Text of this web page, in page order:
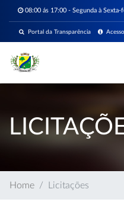
08:00 ás 17:00 - Segunda à Sexta-
Portal da Transparência
Home Licitações